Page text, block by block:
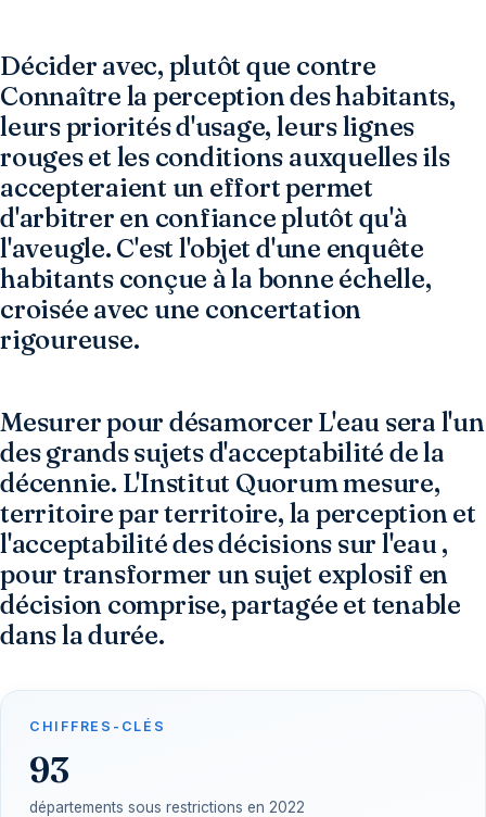
Décider avec, plutôt que contre
Connaître la perception des habitants,
leurs priorités d'usage, leurs lignes
rouges et les conditions auxquelles ils
accepteraient un effort permet
d'arbitrer en confiance plutôt qu'à
l'aveugle. C'est l'objet d'une enquête
habitants conçue à la bonne échelle,
croisée avec une concertation
rigoureuse.
Mesurer pour désamorcer L'eau sera l'un
des grands sujets d'acceptabilité de la
décennie. L'Institut Quorum mesure,
territoire par territoire, la perception et
l'acceptabilité des décisions sur l'eau ,
pour transformer un sujet explosif en
décision comprise, partagée et tenable
dans la durée.
CHIFFRES-CLÉS
93
départements sous restrictions en 2022